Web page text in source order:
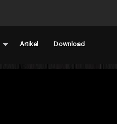
Artikel Download